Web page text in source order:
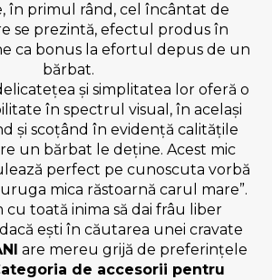
în primul rând, cel încântat de
se prezintă, efectul produs în
ca bonus la efortul depus de un
bărbat.
și simplitatea lor oferă o
în spectrul visual, în același
și scoțând în evidență calitățile
un bărbat le deține. Acest mic
perfect pe cunoscuta vorbă
mica răstoarnă carul mare”.
cu toată inima să dai frâu liber
ești în căutarea unei cravate
are mereu grijă de preferințele
de accesorii pentru